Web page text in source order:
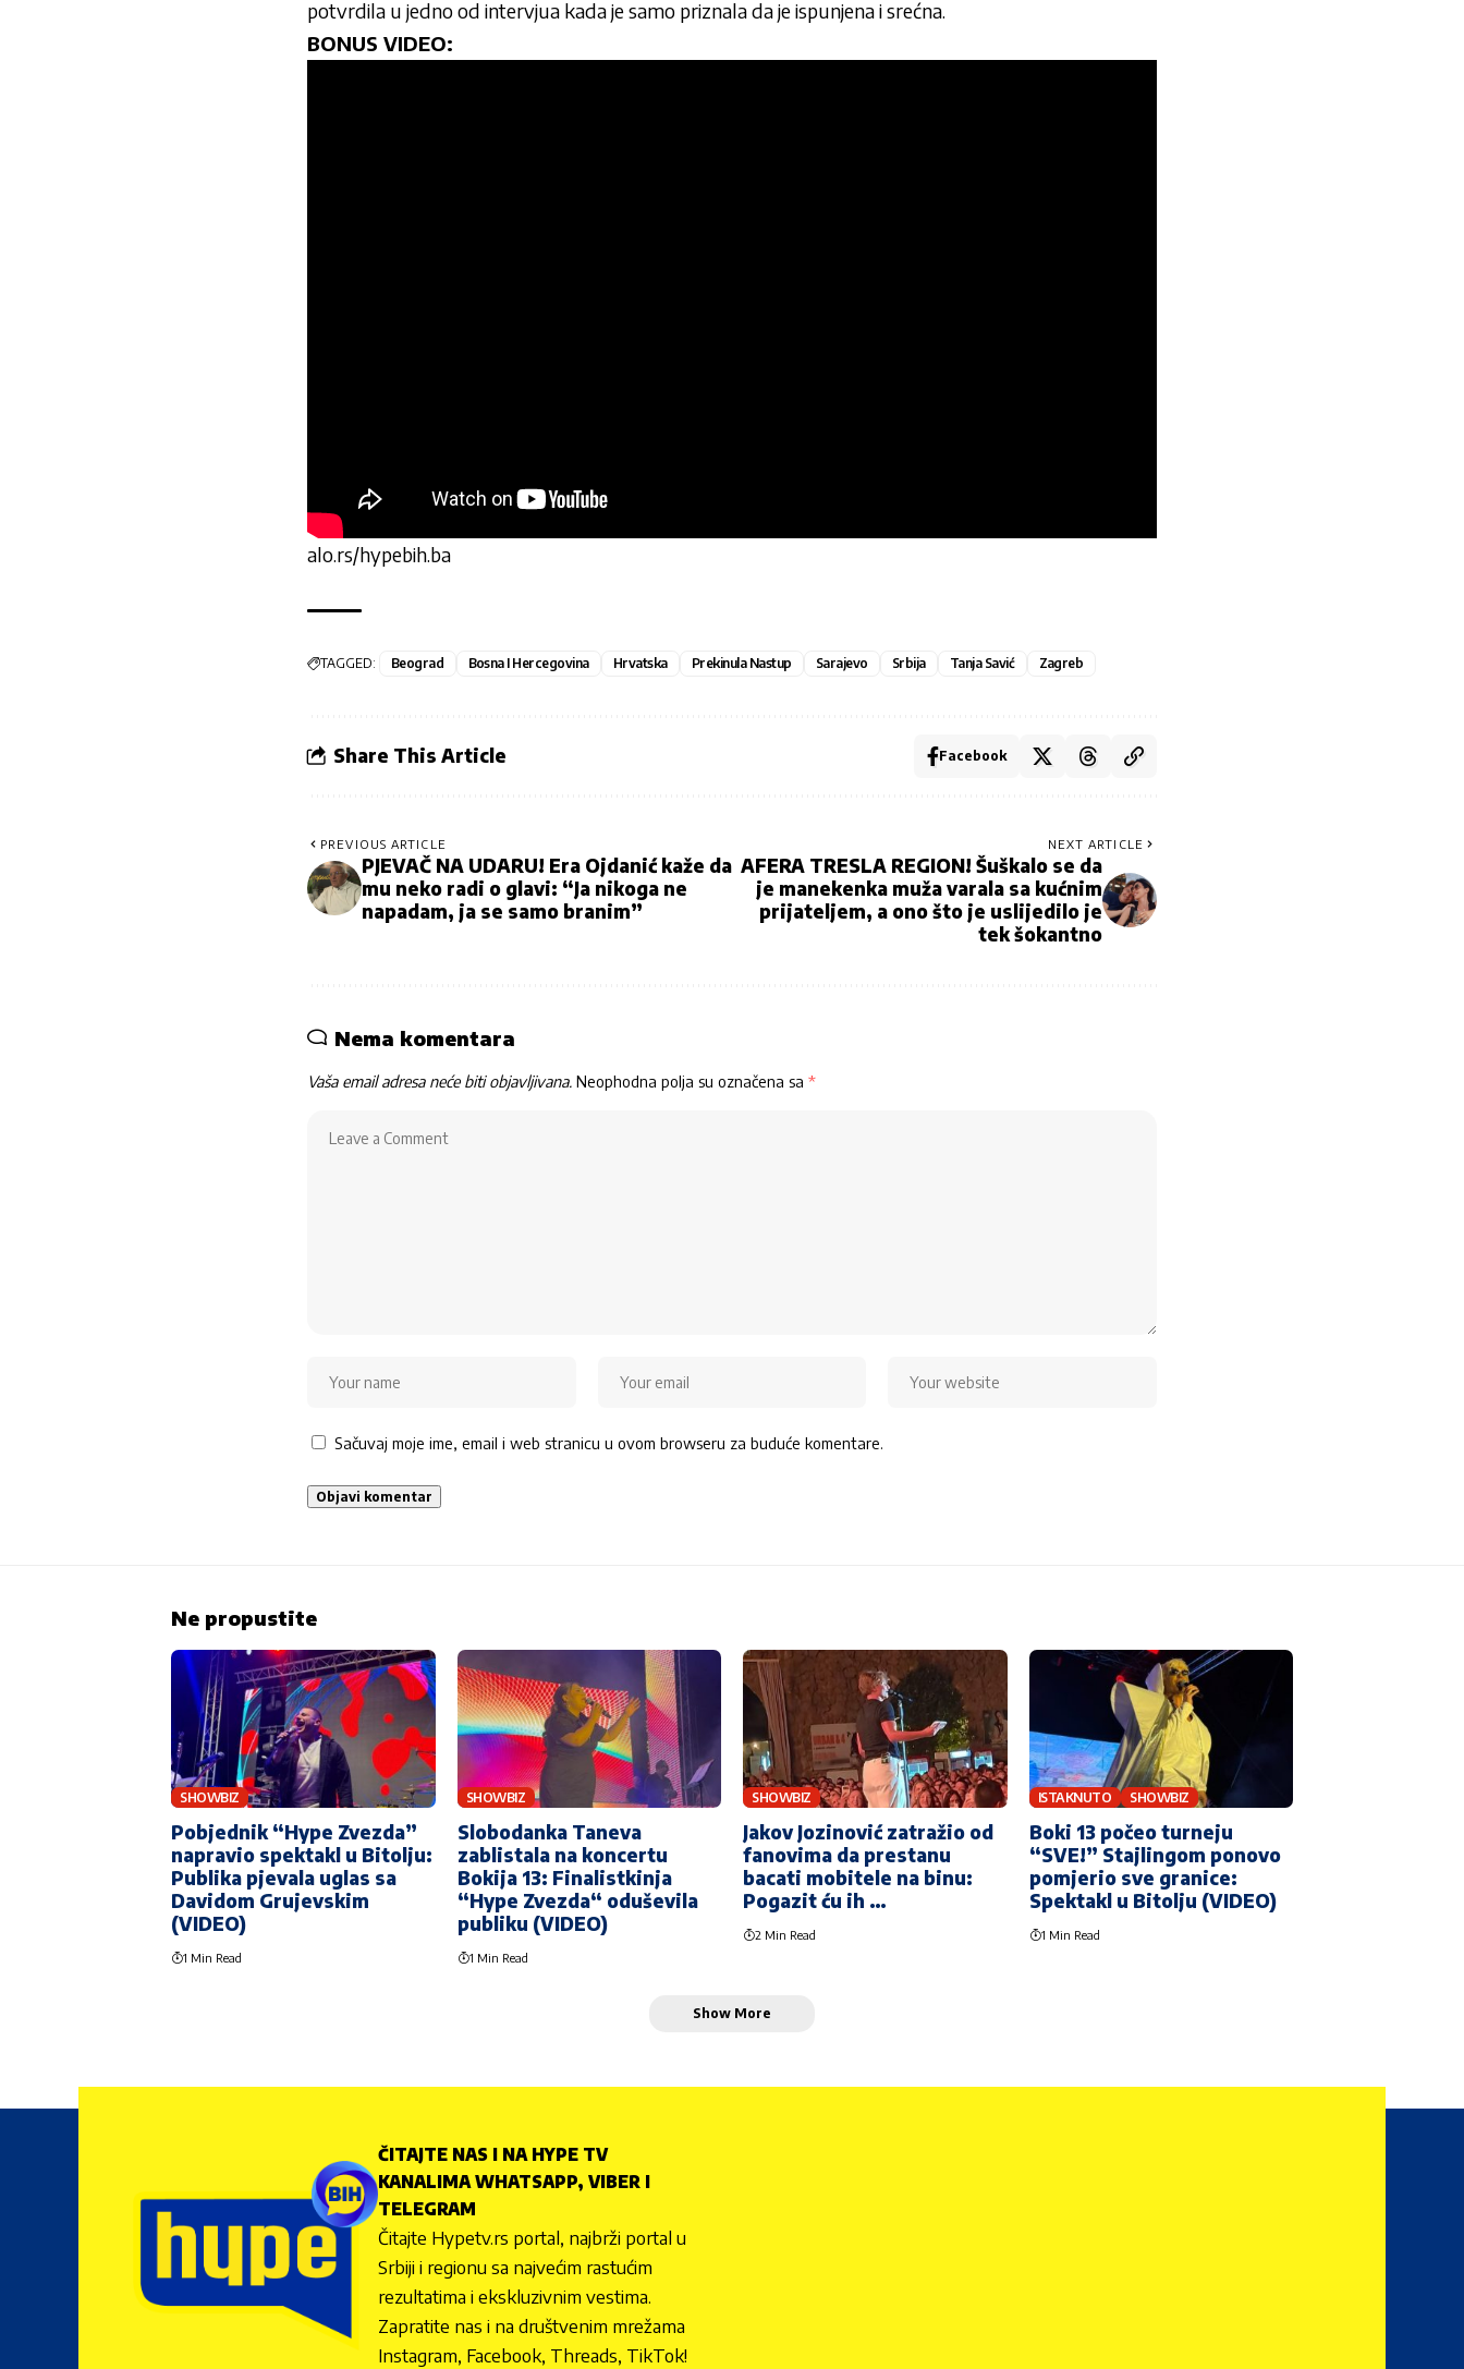
potvrdila u jedno od intervjua kada je samo priznala da je ispunjena i srećna.
BONUS VIDEO:
alo.rs/hypebih.ba
TAGGED: Beograd Bosna I Hercegovina Hrvatska Prekinula Nastup Sarajevo Srbija Tanja Savić Zagreb
Share This Article Facebook
PREVIOUS ARTICLE
PJEVAČ NA UDARU! Era Ojdanić kaže da
mu neko radi o glavi: “Ja nikoga ne
napadam, ja se samo branim”
NEXT ARTICLE
AFERA TRESLA REGION! Šuškalo se da
je manekenka muža varala sa kućnim
prijateljem, a ono što je uslijedilo je
tek šokantno
Nema komentara
Vaša email adresa neće biti objavljivana. Neophodna polja su označena sa *
Sačuvaj moje ime, email i web stranicu u ovom browseru za buduće komentare.
Ne propustite
SHOWBIZ
Pobjednik “Hype Zvezda”
napravio spektakl u Bitolju:
Publika pjevala uglas sa
Davidom Grujevskim
(VIDEO)
1 Min Read
SHOWBIZ
Slobodanka Taneva
zablistala na koncertu
Bokija 13: Finalistkinja
“Hype Zvezda“ oduševila
publiku (VIDEO)
1 Min Read
SHOWBIZ
Jakov Jozinović zatražio od
fanovima da prestanu
bacati mobitele na binu:
Pogazit ću ih …
2 Min Read
ISTAKNUTO SHOWBIZ
Boki 13 počeo turneju
“SVE!” Stajlingom ponovo
pomjerio sve granice:
Spektakl u Bitolju (VIDEO)
1 Min Read
Show More
ČITAJTE NAS I NA HYPE TV
KANALIMA WHATSAPP, VIBER I
TELEGRAM
Čitajte Hypetv.rs portal, najbrži portal u
Srbiji i regionu sa najvećim rastućim
rezultatima i ekskluzivnim vestima.
Zapratite nas i na društvenim mrežama
Instagram, Facebook, Threads, TikTok!